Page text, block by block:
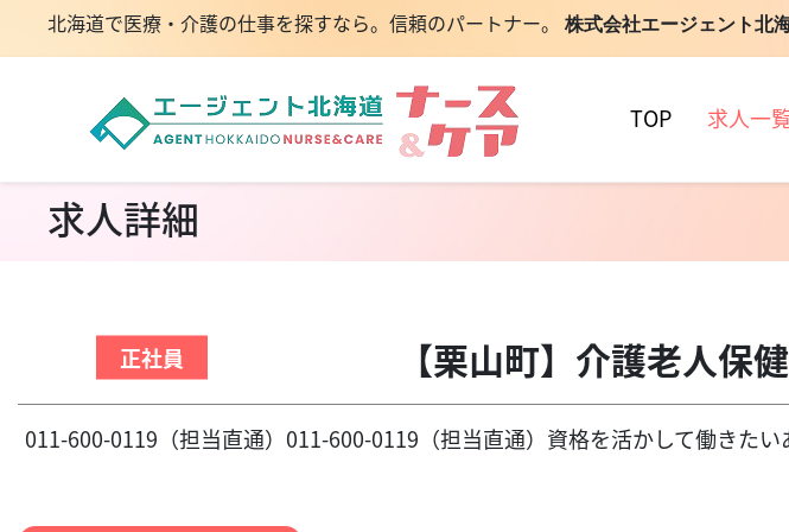
北海道で医療・介護の仕事を探すなら。信頼のパートナー。 株式会社エージェント北
TOP 求人一
求人詳細
正社員 【栗山町】介護老人保
011-600-0119（担当直通）011-600-0119（担当直通）資格を活かして働き